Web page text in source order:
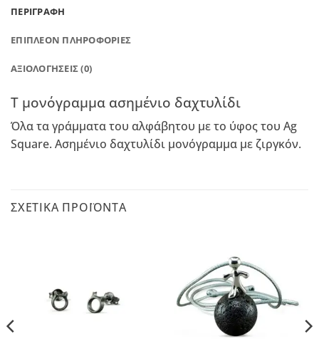
ΠΕΡΙΓΡΑΦΉ
ΕΠΙΠΛΈΟΝ ΠΛΗΡΟΦΟΡΊΕΣ
ΑΞΙΟΛΟΓΉΣΕΙΣ (0)
T μονόγραμμα ασημένιο δαχτυλίδι
Όλα τα γράμματα του αλφάβητου με το ύφος του Ag
Square. Ασημένιο δαχτυλίδι μονόγραμμα με ζιργκόν.
ΣΧΕΤΙΚΆ ΠΡΟΪΌΝΤΑ